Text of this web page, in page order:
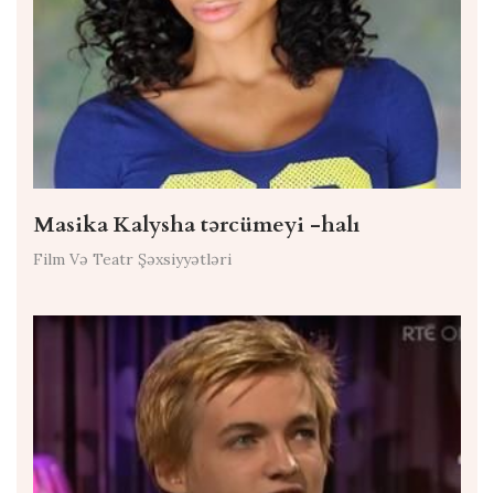
Masika Kalysha tərcümeyi -halı
Film Və Teatr Şəxsiyyətləri